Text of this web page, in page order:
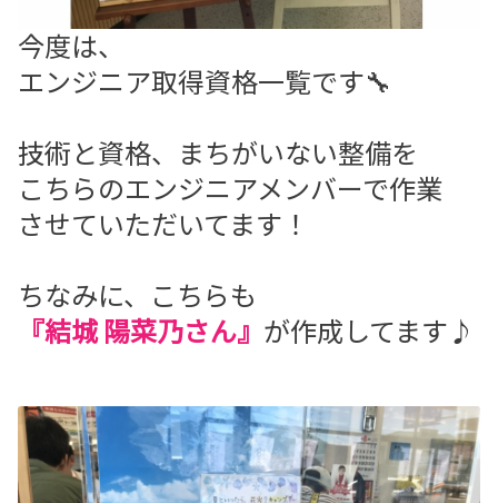
今度は、
エンジニア取得資格一覧です🔧
技術と資格、まちがいない整備を
こちらのエンジニアメンバーで作業
させていただいてます！
ちなみに、こちらも
『結城 陽菜乃さん』 が作成してます♪